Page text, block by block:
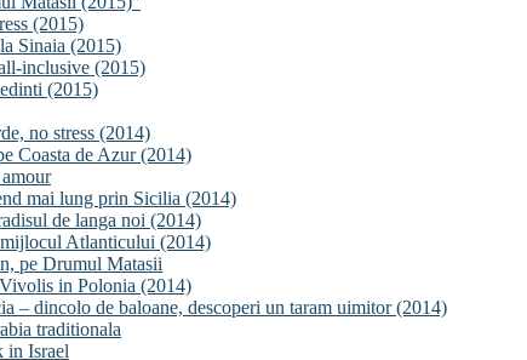
(2015)
Sinaia (2015)
inclusive (2015)
(2015)
no stress (2014)
Coasta de Azur (2014)
mai lung prin Sicilia (2014)
de langa noi (2014)
Atlanticului (2014)
pe Drumul Matasii
in Polonia (2014)
– dincolo de baloane, descoperi un taram uimitor (2014)
traditionala
in Israel